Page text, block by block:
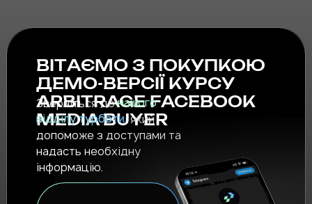
ВІТАЄМО З ПОКУПКОЮ
ДЕМО-ВЕРСІЇ КУРСУ
ARBITRAGE FACEBOOK
MEDIA BUYER
Зверніться донашого
відділу турботи,який
допоможе з доступами та
надасть необхідну
інформацію.